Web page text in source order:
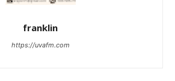
franklin
https://uvafm.com